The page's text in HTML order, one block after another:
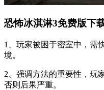
恐怖冰淇淋3免费版下
1、玩家被困于密室中，需
境。
2、强调方法的重要性，玩
否则后果严重。